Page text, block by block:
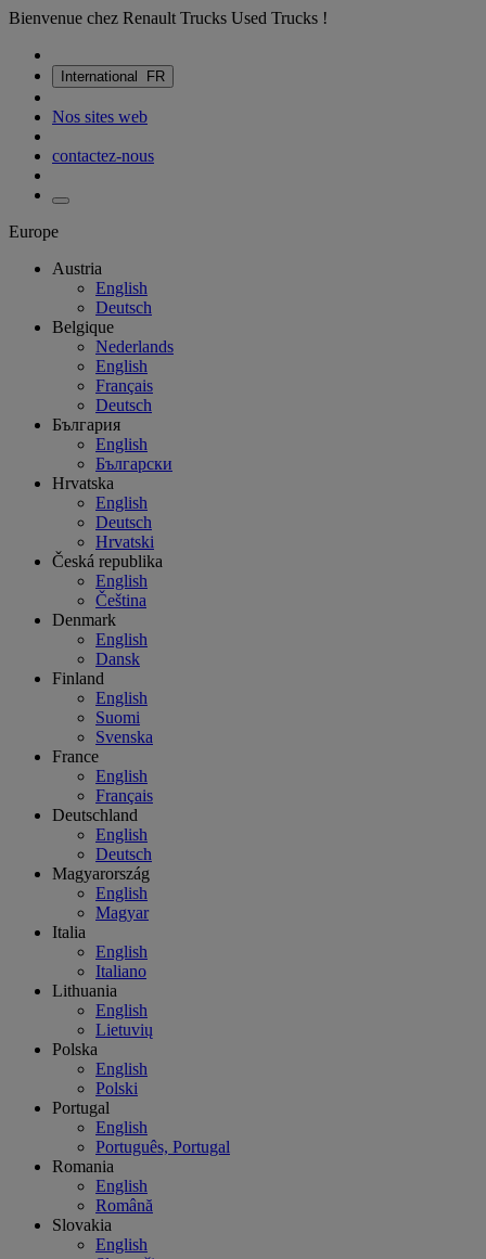
Bienvenue chez Renault Trucks Used Trucks !
International FR
Nos sites web
contactez-nous
Europe
Austria
English
Deutsch
Belgique
Nederlands
English
Français
Deutsch
България
English
Български
Hrvatska
English
Deutsch
Hrvatski
Česká republika
English
Čeština
Denmark
English
Dansk
Finland
English
Suomi
Svenska
France
English
Français
Deutschland
English
Deutsch
Magyarország
English
Magyar
Italia
English
Italiano
Lithuania
English
Lietuvių
Polska
English
Polski
Portugal
English
Português, Portugal
Romania
English
Română
Slovakia
English